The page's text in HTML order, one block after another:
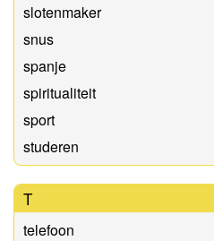
slotenmaker
snus
spanje
spiritualiteit
sport
studeren
T
telefoon